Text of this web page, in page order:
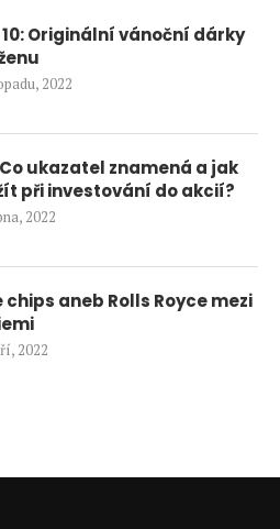
10: Originální vánoční dárky
2022
Co ukazatel znamená a jak
při investování do akcií?
2022
chips aneb Rolls Royce mezi
2022